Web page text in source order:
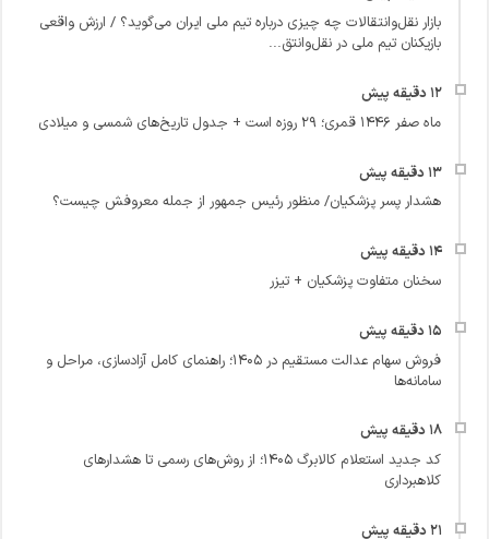
بازار نقل‌وانتقالات چه چیزی درباره تیم ملی ایران می‌گوید؟ / ارزش واقعی
بازیکنان تیم ملی در نقل‌وانتق...
ماه صفر ۱۴۴۶ قمری؛ ۲۹ روزه است + جدول تاریخ‌های شمسی و میلادی
هشدار پسر پزشکیان/ منظور رئیس جمهور از جمله معروفش چیست؟
سخنان متفاوت پزشکیان + تیزر
فروش سهام عدالت مستقیم در ۱۴۰۵؛ راهنمای کامل آزادسازی، مراحل و
سامانه‌ها
کد جدید استعلام کالابرگ ۱۴۰۵؛ از روش‌های رسمی تا هشدارهای
کلاهبرداری